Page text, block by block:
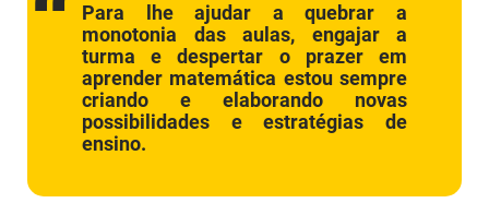
Para lhe ajudar a quebrar a
monotonia das aulas, engajar a
turma e despertar o prazer em
aprender matemática estou sempre
criando e elaborando novas
possibilidades e estratégias de
ensino.